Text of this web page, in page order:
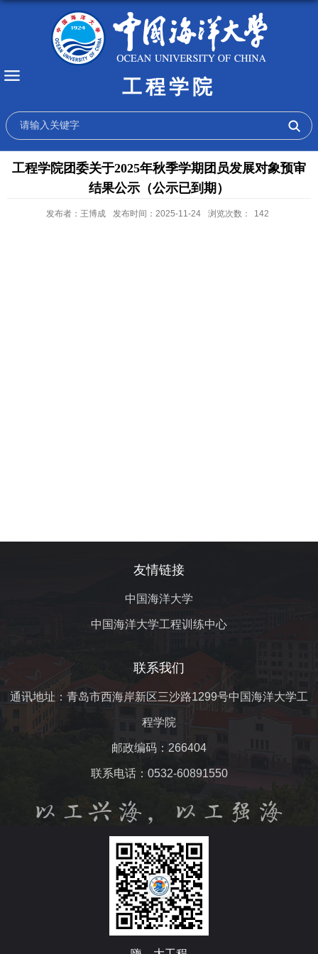
工程学院
工程学院团委关于2025年秋季学期团员发展对象预审
结果公示（公示已到期）
发布者：王博成 发布时间：2025-11-24 浏览次数： 142
友情链接
中国海洋大学
中国海洋大学工程训练中心
联系我们
通讯地址：青岛市西海岸新区三沙路1299号中国海洋大学工
程学院
邮政编码：266404
联系电话：0532-60891550